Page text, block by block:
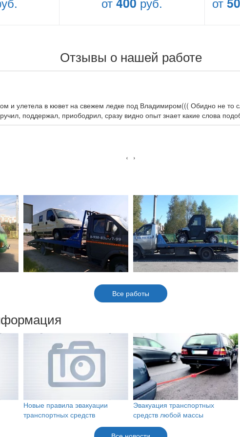
Отзывы о нашей работе
и улетела в кювет на свежем ледке под Владимиром((( Обидно не
поддержал, приободрил, сразу видно опыт знает какие слова
‹ ›
Все работы
Новые правила эвакуации
транспортных средств
Эвакуация транспортных
средств любой массы